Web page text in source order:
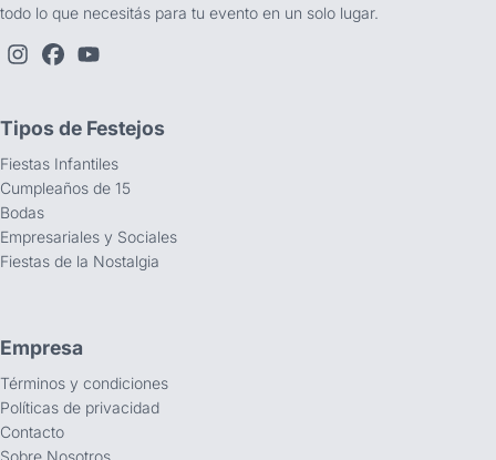
todo lo que necesitás para tu evento en un solo lugar.
Tipos de Festejos
Fiestas Infantiles
Cumpleaños de 15
Bodas
Empresariales y Sociales
Fiestas de la Nostalgia
Empresa
Términos y condiciones
Políticas de privacidad
Contacto